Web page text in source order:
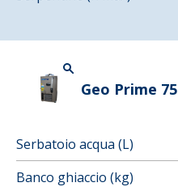
Geo Prime 75
Serbatoio acqua (L)
Banco ghiaccio (kg)